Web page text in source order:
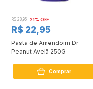
R$ 28,95 21% OFF
R$ 22,95
Pasta de Amendoim Dr
Peanut Avelã 250G
Comprar